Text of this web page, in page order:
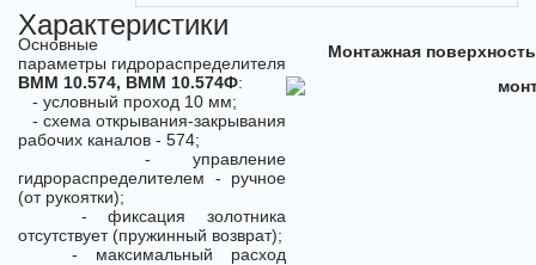
Характеристики
Основные
параметры гидрораспределителя
ВММ 10.574, ВММ 10.574Ф:
- условный проход 10 мм;
- схема открывания-закрывания
рабочих каналов - 574;
- управление
гидрораспределителем - ручное
(от рукоятки);
- фиксация золотника
отсутствует (пружинный возврат);
- максимальный расход
Монтажная